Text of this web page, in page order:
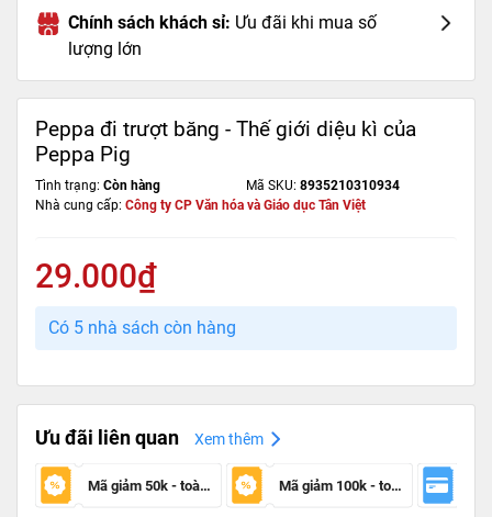
Chính sách khách sỉ: Ưu đãi khi mua số
lượng lớn
Peppa đi trượt băng - Thế giới diệu kì của
Peppa Pig
Tình trạng: Còn hàng Mã SKU: 8935210310934
Nhà cung cấp: Công ty CP Văn hóa và Giáo dục Tân Việt
29.000₫
Có 5 nhà sách còn hàng
Ưu đãi liên quan Xem thêm
Mã giảm 50k - toàn sàn Mã giảm 100k - toàn sàn